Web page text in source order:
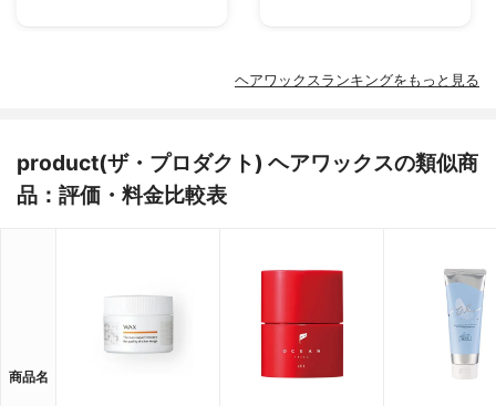
ヘアワックスランキングをもっと見る
product(ザ・プロダクト) ヘアワックスの類似商
品：評価・料金比較表
商品名